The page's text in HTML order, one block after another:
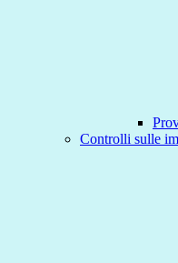
Controlli sulle